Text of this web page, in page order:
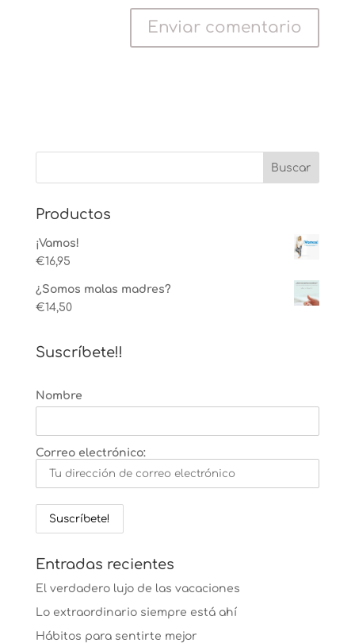
Productos
¡Vamos!
€16,95
¿Somos malas madres?
€14,50
Suscríbete!!
Nombre
Correo electrónico:
Entradas recientes
El verdadero lujo de las vacaciones
Lo extraordinario siempre está ahí
Hábitos para sentirte mejor